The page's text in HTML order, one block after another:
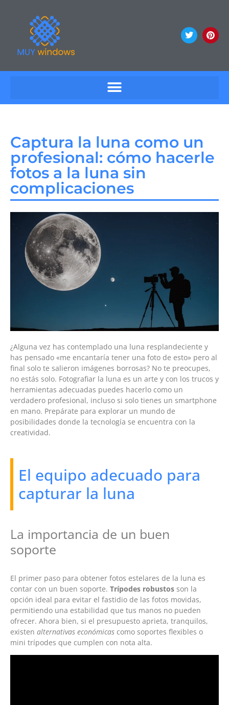
Captura la luna como un
profesional: cómo hacerle
fotos a la luna sin
complicaciones
¿Alguna vez has contemplado una luna resplandeciente y
has pensado «me encantaría tener una foto de esto» pero al
final solo te salieron imágenes borrosas? No te preocupes,
no estás solo. Fotografiar la luna es un arte y con los trucos y
herramientas adecuadas puedes hacerlo como un
verdadero profesional, incluso si solo tienes un smartphone
en mano. Prepárate para explorar un mundo de
posibilidades donde la tecnología se encuentra con la
creatividad.
El equipo adecuado para
capturar la luna
La importancia de un buen
soporte
El primer paso para obtener fotos estelares de la luna es
contar con un buen soporte. Trípodes robustos son la
opción ideal para evitar el fastidio de las fotos movidas,
permitiendo una estabilidad que tus manos no pueden
ofrecer. Ahora bien, si el presupuesto aprieta, tranquilos,
existen alternativas económicas como soportes flexibles o
mini trípodes que cumplen con nota alta.